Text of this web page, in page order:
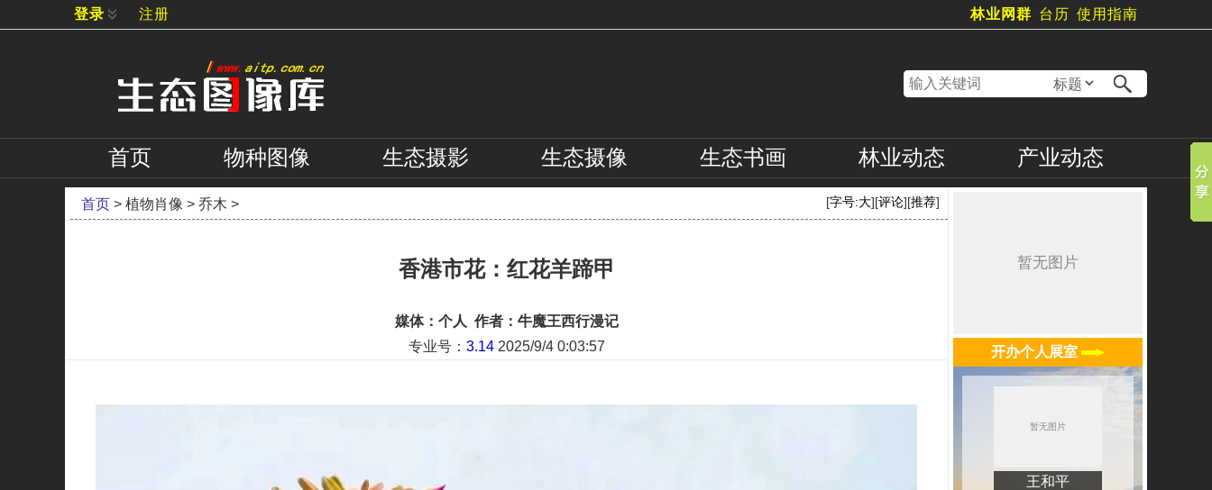
登录 注册 林业网群 台历 使用指南
首页 物种图像 生态摄影 生态摄像 生态书画 林业动态 产业动态
首页 > 植物肖像 > 乔木 > [字号:大][评论][推荐]
香港市花：红花羊蹄甲
媒体：个人 作者：牛魔王西行漫记
专业号： 3.14 2025/9/4 0:03:57 开办个人展室
王和平